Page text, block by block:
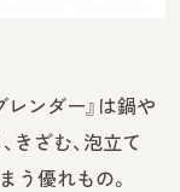
レンダー』は鍋や
きざむ、泡立て
う優れもの。